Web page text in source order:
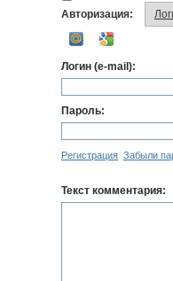
Авторизация:
Логин (e-mail):
Пароль:
Регистрация Забыли
Текст комментария: